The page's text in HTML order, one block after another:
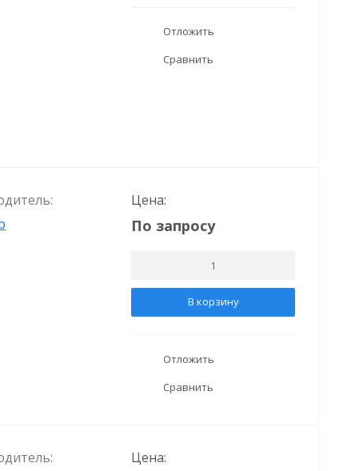
Отложить
Сравнить
Цена:
По запросу
В корзину
Отложить
Сравнить
Цена: